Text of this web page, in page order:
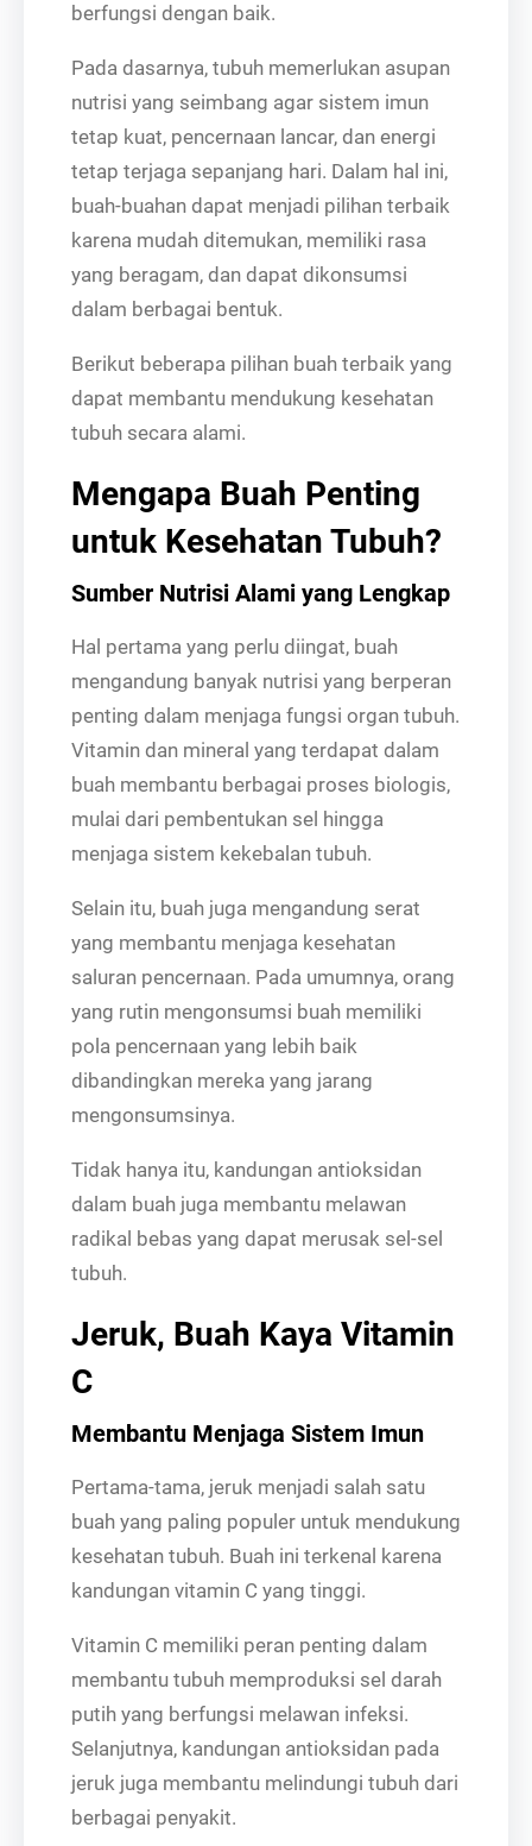
berfungsi dengan baik.
Pada dasarnya, tubuh memerlukan asupan
nutrisi yang seimbang agar sistem imun
tetap kuat, pencernaan lancar, dan energi
tetap terjaga sepanjang hari. Dalam hal ini,
buah-buahan dapat menjadi pilihan terbaik
karena mudah ditemukan, memiliki rasa
yang beragam, dan dapat dikonsumsi
dalam berbagai bentuk.
Berikut beberapa pilihan buah terbaik yang
dapat membantu mendukung kesehatan
tubuh secara alami.
Mengapa Buah Penting
untuk Kesehatan Tubuh?
Sumber Nutrisi Alami yang Lengkap
Hal pertama yang perlu diingat, buah
mengandung banyak nutrisi yang berperan
penting dalam menjaga fungsi organ tubuh.
Vitamin dan mineral yang terdapat dalam
buah membantu berbagai proses biologis,
mulai dari pembentukan sel hingga
menjaga sistem kekebalan tubuh.
Selain itu, buah juga mengandung serat
yang membantu menjaga kesehatan
saluran pencernaan. Pada umumnya, orang
yang rutin mengonsumsi buah memiliki
pola pencernaan yang lebih baik
dibandingkan mereka yang jarang
mengonsumsinya.
Tidak hanya itu, kandungan antioksidan
dalam buah juga membantu melawan
radikal bebas yang dapat merusak sel-sel
tubuh.
Jeruk, Buah Kaya Vitamin
C
Membantu Menjaga Sistem Imun
Pertama-tama, jeruk menjadi salah satu
buah yang paling populer untuk mendukung
kesehatan tubuh. Buah ini terkenal karena
kandungan vitamin C yang tinggi.
Vitamin C memiliki peran penting dalam
membantu tubuh memproduksi sel darah
putih yang berfungsi melawan infeksi.
Selanjutnya, kandungan antioksidan pada
jeruk juga membantu melindungi tubuh dari
berbagai penyakit.